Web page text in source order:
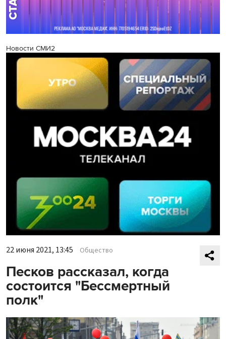
Новости СМИ2
22 июня 2021, 13:45 Общество
Песков рассказал, когда
состоится "Бессмертный
полк"